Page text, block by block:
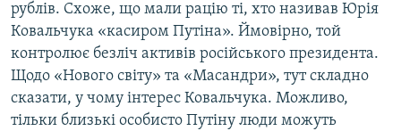
рублів. Схоже, що мали рацію ті, хто називав Юрія
Ковальчука «касиром Путіна». Ймовірно, той
контролює безліч активів російського президента.
Щодо «Нового світу» та «Масандри», тут складно
сказати, у чому інтерес Ковальчука. Можливо,
тільки близькі особисто Путіну люди можуть